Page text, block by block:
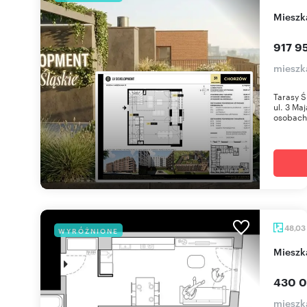
917
Tarasy
ul. 3
WYRÓŻNIONE 48,03
430